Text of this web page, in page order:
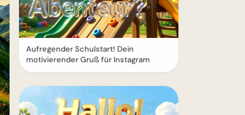
Aufregender Schulstart! Dein
motivierender Gruß für Instagram